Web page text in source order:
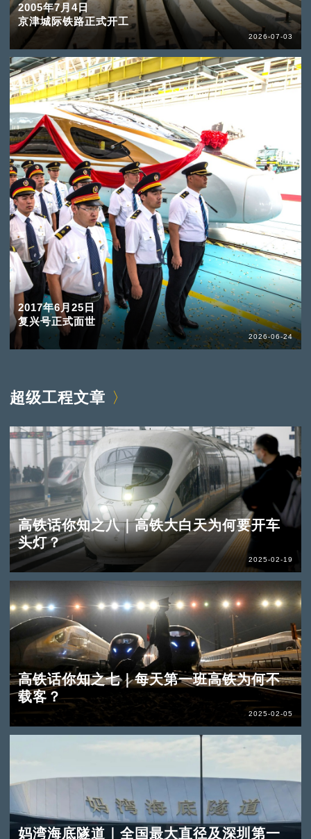
2005年7月4日
京津城际铁路正式开工
2026-07-03
2017年6月25日
复兴号正式面世
2026-06-24
超级工程文章
高铁话你知之八｜高铁大白天为何要开车
头灯？
2025-02-19
高铁话你知之七｜每天第一班高铁为何不
载客？
2025-02-05
妈湾海底隧道｜全国最大直径及深圳第一